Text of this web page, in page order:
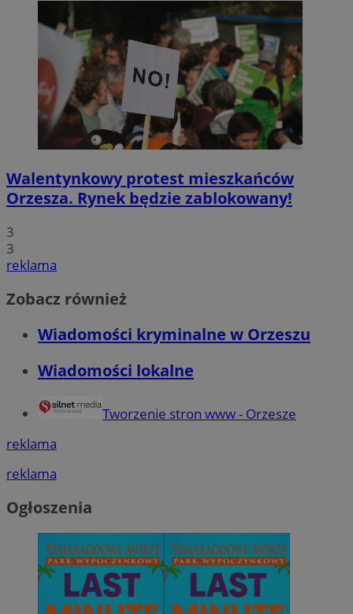
Walentynkowy protest mieszkańców
Orzesza. Rynek będzie zablokowany!
3
3
reklama
Zobacz również
Wiadomości kryminalne w Orzeszu
Wiadomości lokalne
Tworzenie stron www - Orzesze
reklama
reklama
Ogłoszenia